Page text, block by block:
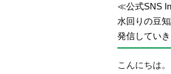
≪公式SNS
水回りの豆
発信してい
こんにちは。